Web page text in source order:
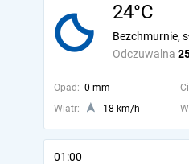
24°C
Odczuwalna
Bezchmurnie,
Opad: 0 mm
Wiatr:
18 km/h
01:00